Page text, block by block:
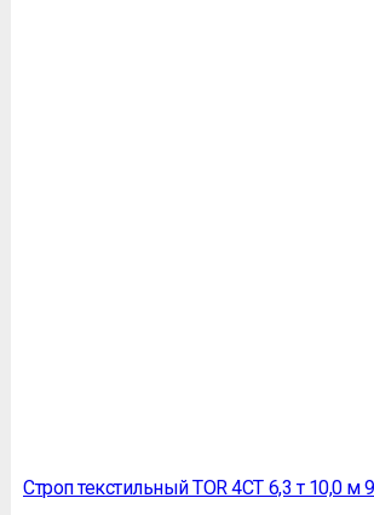
Строп текстильный TOR 4СТ 6,3 т 10,0 м